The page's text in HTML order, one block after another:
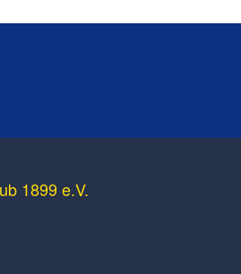
1899 e.V.